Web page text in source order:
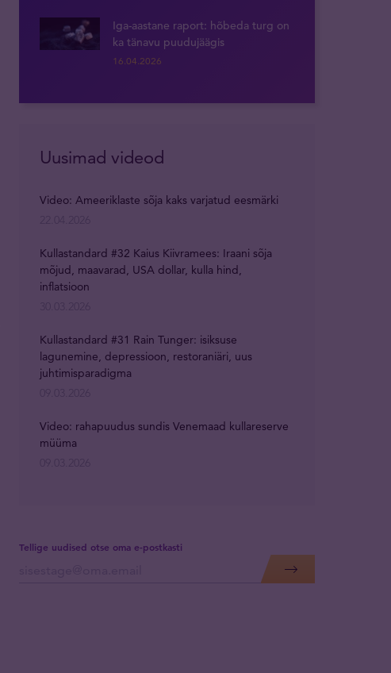
Iga-aastane raport: hõbeda turg on
ka tänavu puudujäägis
16.04.2026
Tellige uudised otse oma e-postkasti
Uusimad videod
Video: Ameeriklaste sõja kaks varjatud eesmärki
Kullastandard #32 Kaius Kiivramees: Iraani sõja
mõjud, maavarad, USA dollar, kulla hind,
inflatsioon
Kullastandard #31 Rain Tunger: isiksuse
lagunemine, depressioon, restoraniäri, uus
juhtimisparadigma
Video: rahapuudus sundis Venemaad kullareserve
müüma